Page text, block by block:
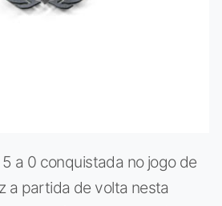
a 0 conquistada no jogo de
a partida de volta nesta